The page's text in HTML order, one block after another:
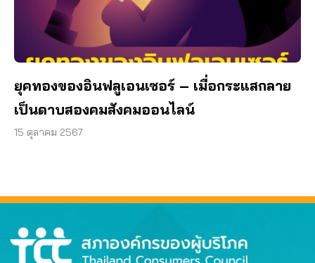
ยุคทองของอินฟลูเอนเซอร์ – เมื่อกระแสกลาย
เป็นดาบสองคมสังคมออนไลน์
15 ตุลาคม 2567